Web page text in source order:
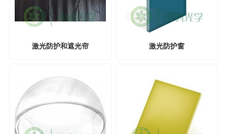
激光防护和遮光帘 激光防护窗